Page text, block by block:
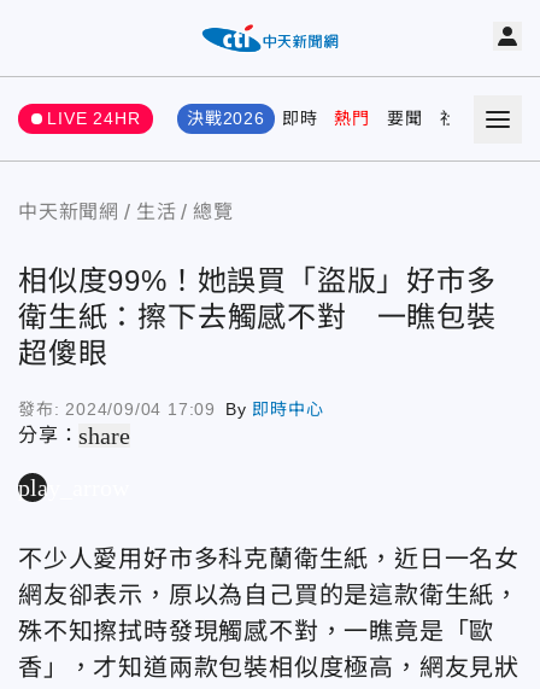
LIVE 24HR 決戰2026 即時 熱門 要聞 社會 娛樂
中天新聞網 生活 總覽
相似度99%！她誤買「盜版」好市多
衛生紙：擦下去觸感不對 一瞧包裝
超傻眼
發布: 2024/09/04 17:09 By 即時中心
分享：share
play_arrow
不少人愛用好市多科克蘭衛生紙，近日一名女
網友卻表示，原以為自己買的是這款衛生紙，
殊不知擦拭時發現觸感不對，一瞧竟是「歐
香」，才知道兩款包裝相似度極高，網友見狀